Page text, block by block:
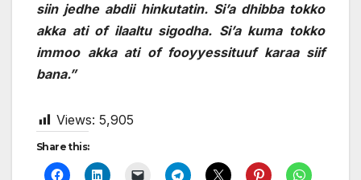
siin jedhe abdii hinkutatin. Si’a dhibba tokko
akka ati of ilaaltu sigodha. Si’a kuma tokko
immoo akka ati of fooyyessituuf karaa siif
bana.”
Views: 5,905
Share this: